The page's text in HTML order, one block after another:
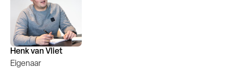
Henk van Vliet
Eigenaar